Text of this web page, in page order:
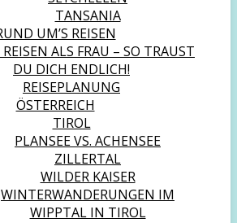
TANSANIA
UM’S REISEN
ALS FRAU – SO TRAUST
DU DICH ENDLICH!
REISEPLANUNG
ÖSTERREICH
TIROL
PLANSEE VS. ACHENSEE
ZILLERTAL
WILDER KAISER
WINTERWANDERUNGEN IM
WIPPTAL IN TIROL